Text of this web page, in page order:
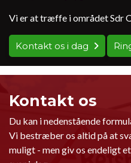
Vi er at træffe i området Sdr
Kontakt os i dag
Kontakt os
Du kan i nedenstående
Vi bestræber os altid på at
muligt - men giv os endeligt